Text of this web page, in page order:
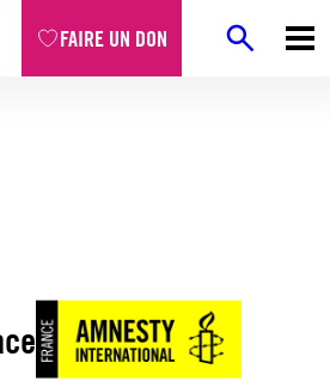
FAIRE UN DON